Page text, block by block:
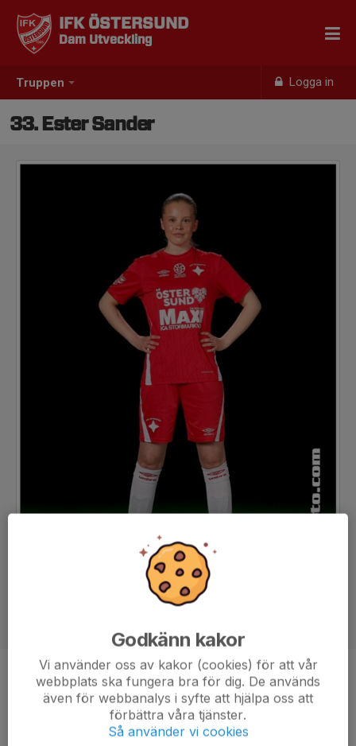
Truppen Logga in
IFK ÖSTERSUND
Dam Utveckling
33. Ester Sander
Position
-
16 år
Godkänn kakor
Vi använder oss av kakor (cookies) för att vår
webbplats ska fungera bra för dig. De används
även för webbanalys i syfte att hjälpa oss att
förbättra våra tjänster.
Så använder vi cookies